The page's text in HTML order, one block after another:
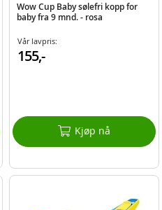
Wow Cup Baby sølefri kopp for
baby fra 9 mnd. - rosa
Vår lavpris:
155,-
Kjøp nå